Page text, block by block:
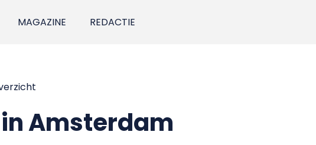
MAGAZINE REDACTIE
Amsterdam